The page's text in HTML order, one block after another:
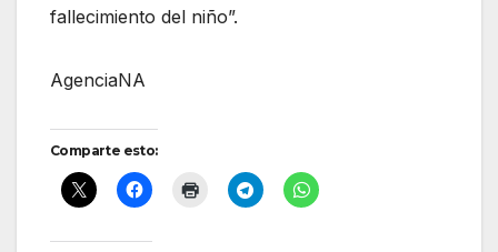
fallecimiento del niño”.
AgenciaNA
Comparte esto: